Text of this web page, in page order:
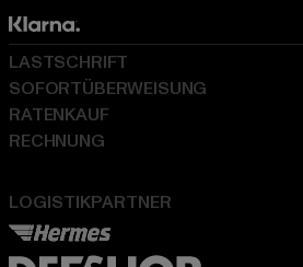
LOGISTIKPARTNER
LASTSCHRIFT
SOFORTÜBERWEISUNG
RATENKAUF
RECHNUNG